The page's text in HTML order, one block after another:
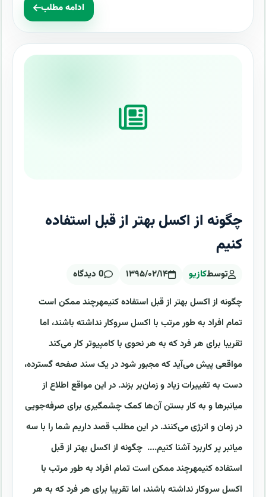
ادامه مطلب
چگونه از اکسل بهتر از قبل استفاده
کنیم
توسطکازیو ۱۳۹۵/۰۲/۱۴ 0 دیدگاه
چگونه از اکسل بهتر از قبل استفاده کنیمهرچند ممکن است
تمام افراد به طور مرتب با اکسل سروکار نداشته باشند، اما
تقریبا برای هر فرد که به هر نحوی با کامپیوتر کار می‌کند
مواقعی پیش می‌آید که مجبور شود در یک سند صفحه گسترده،
دست به تغییرات زیاد و زمان‌بر بزند. در این مواقع اطلاع از
میانبرها و به کار بستن آن‌ها کمک چشمگیری برای صرفه‌جویی
در زمان و انرژی می‌کنند. در این مطلب قصد داریم شما را با سه
میانبر پر کاربرد آشنا کنیم.... چگونه از اکسل بهتر از قبل
استفاده کنیمهرچند ممکن است تمام افراد به طور مرتب با
اکسل سروکار نداشته باشند، اما تقریبا برای هر فرد که به هر